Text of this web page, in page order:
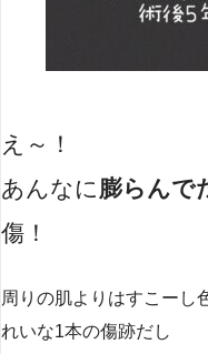
え～！
あんなに 膨らんで
傷！
周りの肌よりはすこーし
れいな1本の傷跡だし